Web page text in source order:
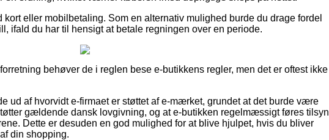
eller mobilbetaling. Som en alternativ mulighed burde du drage fordel
ifald du har til hensigt at betale regningen over en periode.
behøver de i reglen bese e-butikkens regler, men det er oftest ikke
ud af hvorvidt e-firmaet er støttet af e-mærket, grundet at det burde være
gældende dansk lovgivning, og at e-butikken regelmæssigt føres tilsyn
Dette er desuden en god mulighed for at blive hjulpet, hvis du bliver
din shopping.